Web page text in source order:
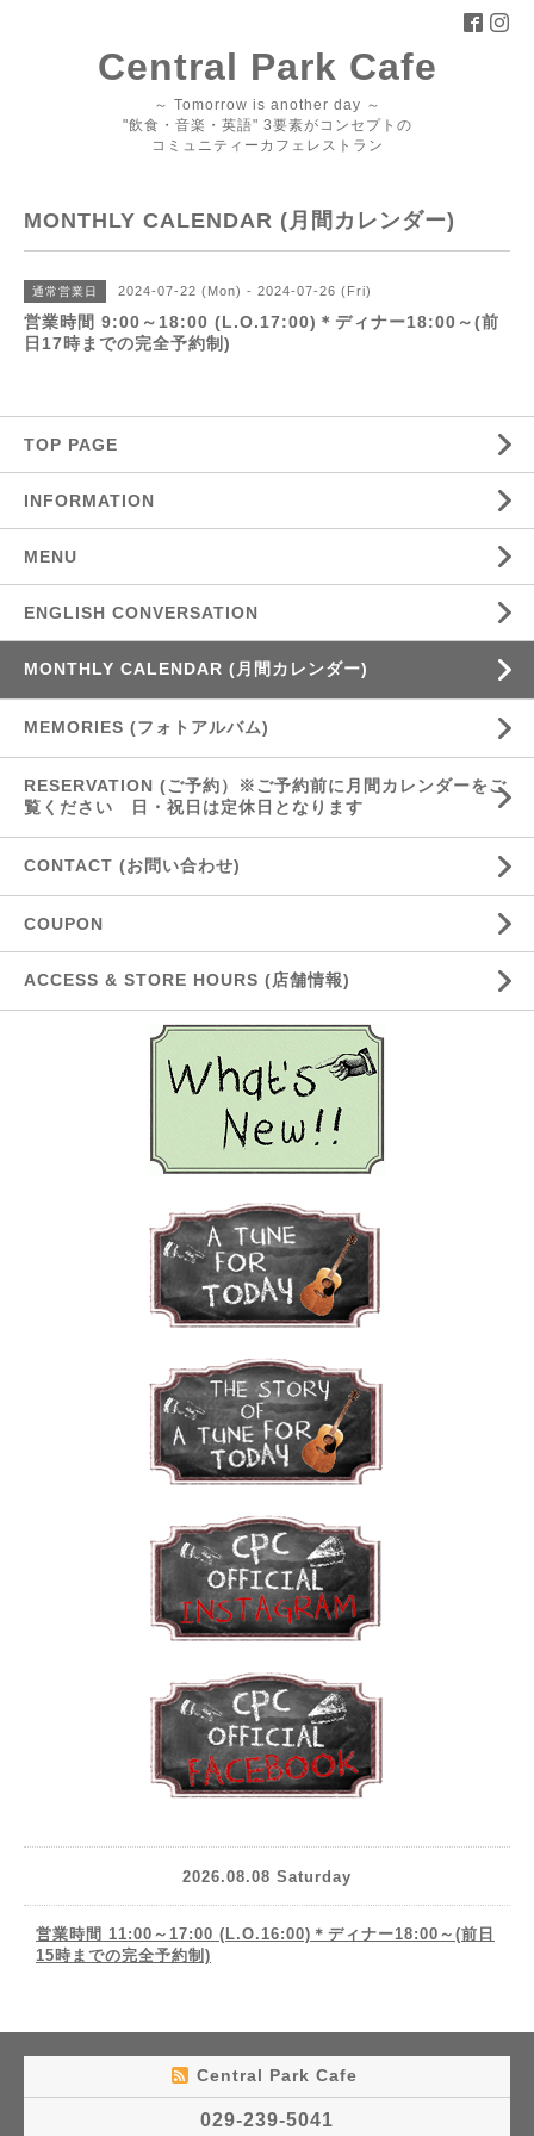
Central Park Cafe
～ Tomorrow is another day ～
"飲食・音楽・英語" 3要素がコンセプトの
コミュニティーカフェレストラン
MONTHLY CALENDAR (月間カレンダー)
通常営業日 2024-07-22 (Mon) - 2024-07-26 (Fri)
営業時間 9:00～18:00 (L.O.17:00)＊ディナー18:00～(前
日17時までの完全予約制)
TOP PAGE
INFORMATION
MENU
ENGLISH CONVERSATION
MONTHLY CALENDAR (月間カレンダー)
MEMORIES (フォトアルバム)
RESERVATION (ご予約）※ご予約前に月間カレンダーをご
覧ください 日・祝日は定休日となります
CONTACT (お問い合わせ)
COUPON
ACCESS & STORE HOURS (店舗情報)
2026.08.08 Saturday
営業時間 11:00～17:00 (L.O.16:00)＊ディナー18:00～(前日
15時までの完全予約制)
Central Park Cafe
029-239-5041